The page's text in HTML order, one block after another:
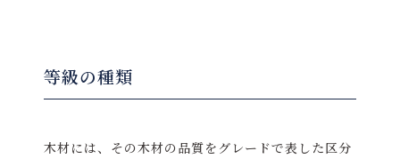
等級の種類
木材には、その木材の品質をグレードで表した区分